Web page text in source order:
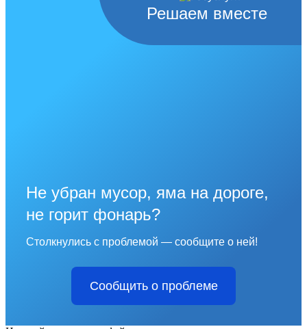
Решаем вместе
Не убран мусор, яма на дороге,
не горит фонарь?
Столкнулись с проблемой — сообщите о ней!
Сообщить о проблеме